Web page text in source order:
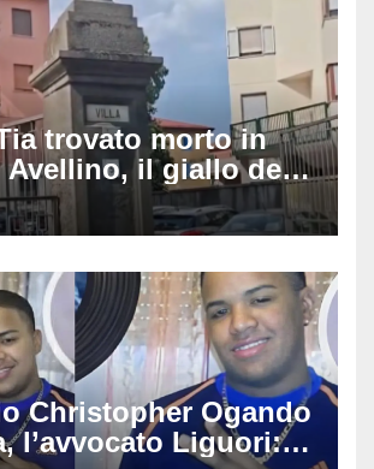
trovato morto in
Avellino, il giallo della
disposta
Christopher Ogando
l’avvocato Liguori: